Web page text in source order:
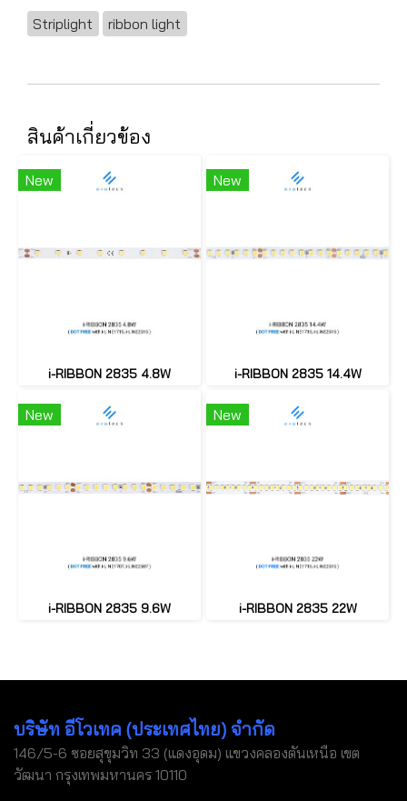
Striplight
ribbon light
สินค้าเกี่ยวข้อง
New
i-RIBBON 2835 4.8W
New
i-RIBBON 2835 14.4W
New
i-RIBBON 2835 9.6W
New
i-RIBBON 2835 22W
บริษัท อีโวเทค (ประเทศไทย) จำกัด
146/5-6 ซอยสุขุมวิท 33 (แดงอุดม) แขวงคลองตันเหนือ เขต
วัฒนา กรุงเทพมหานคร 10110